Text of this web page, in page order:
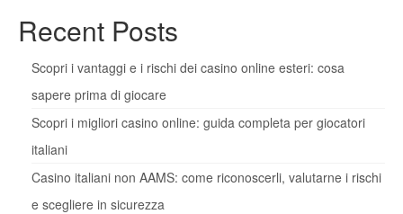
Recent Posts
Scopri i vantaggi e i rischi dei casino online esteri: cosa
sapere prima di giocare
Scopri i migliori casino online: guida completa per giocatori
italiani
Casino italiani non AAMS: come riconoscerli, valutarne i rischi
e scegliere in sicurezza